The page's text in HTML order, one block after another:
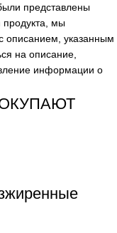
представлены
продукта, мы
описанием, указанным
на описание,
информации о